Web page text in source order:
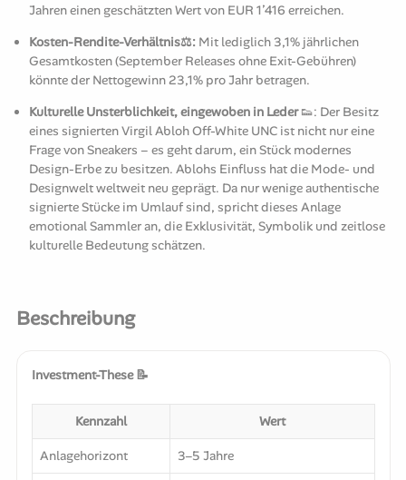
Jahren einen geschätzten Wert von EUR 1’416 erreichen.
Kosten-Rendite-Verhältnis⚖️: Mit lediglich 3,1% jährlichen
Gesamtkosten (September Releases ohne Exit-Gebühren)
könnte der Nettogewinn 23,1% pro Jahr betragen.
Kulturelle Unsterblichkeit, eingewoben in Leder👟: Der Besitz
eines signierten Virgil Abloh Off-White UNC ist nicht nur eine
Frage von Sneakers – es geht darum, ein Stück modernes
Design-Erbe zu besitzen. Ablohs Einfluss hat die Mode- und
Designwelt weltweit neu geprägt. Da nur wenige authentische
signierte Stücke im Umlauf sind, spricht dieses Anlage
emotional Sammler an, die Exklusivität, Symbolik und zeitlose
kulturelle Bedeutung schätzen.
Beschreibung
Investment-These 📝
Kennzahl Wert
Anlagehorizont 3–5 Jahre